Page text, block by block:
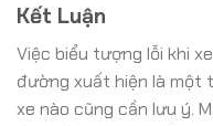
Kết Luận
Việc biểu tượng lỗi khi
đường xuất hiện là một
xe nào cũng cần lưu ý.